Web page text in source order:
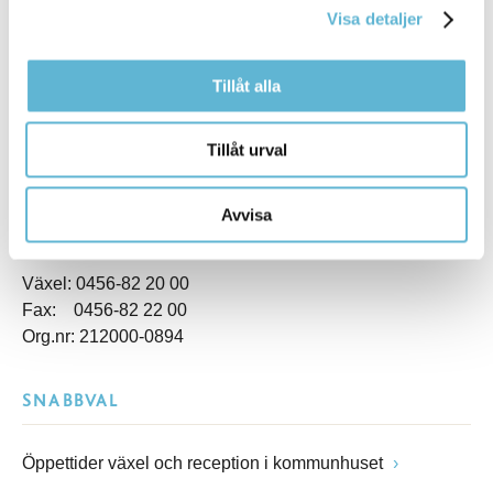
Visa detaljer
Tillåt alla
Tillåt urval
Avvisa
Box 18, 295 21 Bromölla
kommunstyrelsen@bromolla.se
Växel: 0456-82 20 00
Fax: 0456-82 22 00
Org.nr: 212000-0894
SNABBVAL
Öppettider växel och reception i kommunhuset